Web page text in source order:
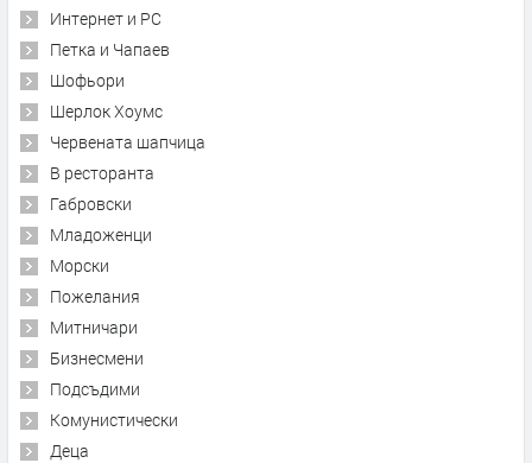
Интернет и PC
Петка и Чапаев
Шофьори
Шерлок Хоумс
Червената шапчица
В ресторанта
Габровски
Младоженци
Морски
Пожелания
Митничари
Бизнесмени
Подсъдими
Комунистически
Деца